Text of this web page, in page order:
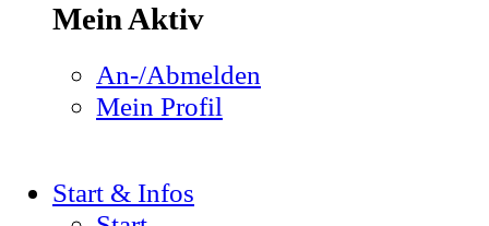
Mein Aktiv
An-/Abmelden
Mein Profil
Start & Infos